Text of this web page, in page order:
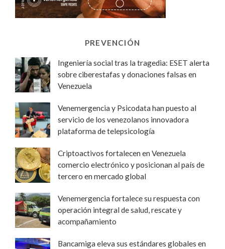
PREVENCIÓN
Ingeniería social tras la tragedia: ESET alerta
sobre ciberestafas y donaciones falsas en
Venezuela
Venemergencia y Psicodata han puesto al
servicio de los venezolanos innovadora
plataforma de telepsicología
Criptoactivos fortalecen en Venezuela
comercio electrónico y posicionan al país de
tercero en mercado global
Venemergencia fortalece su respuesta con
operación integral de salud, rescate y
acompañamiento
Bancamiga eleva sus estándares globales en